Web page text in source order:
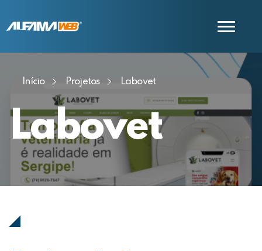
COMERCIAL
SUPORTE
Início Projetos Labovet
Labovet